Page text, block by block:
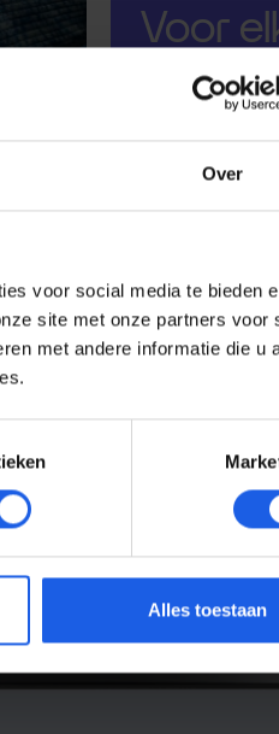
Over
voor social media te bieden
site met onze partners voor
met andere informatie die u
Alles toestaan
Voor
een